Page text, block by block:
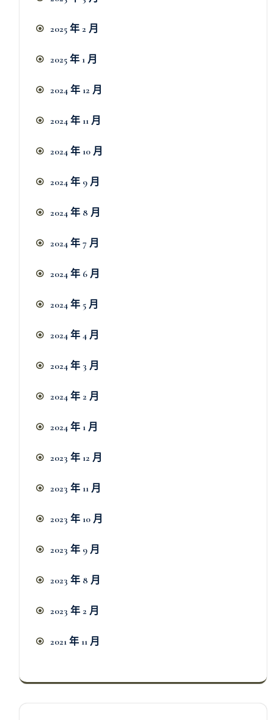
2025 年 2 月
2025 年 1 月
2024 年 12 月
2024 年 11 月
2024 年 10 月
2024 年 9 月
2024 年 8 月
2024 年 7 月
2024 年 6 月
2024 年 5 月
2024 年 4 月
2024 年 3 月
2024 年 2 月
2024 年 1 月
2023 年 12 月
2023 年 11 月
2023 年 10 月
2023 年 9 月
2023 年 8 月
2023 年 2 月
2021 年 11 月